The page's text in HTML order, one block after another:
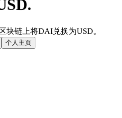
.
块链上将DAI兑换为USD。
个人主页